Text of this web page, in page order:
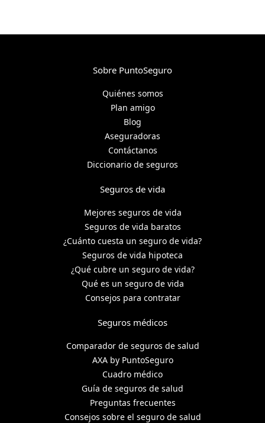
Sobre PuntoSeguro
Quiénes somos
Plan amigo
Blog
Aseguradoras
Contáctanos
Diccionario de seguros
Seguros de vida
Mejores seguros de vida
Seguros de vida baratos
¿Cuánto cuesta un seguro de vida?
Seguros de vida hipoteca
¿Qué cubre un seguro de vida?
Qué es un seguro de vida
Consejos para contratar
Seguros médicos
Comparador de seguros de salud
AXA by PuntoSeguro
Cuadro médico
Guía de seguros de salud
Preguntas frecuentes
Consejos sobre el seguro de salud